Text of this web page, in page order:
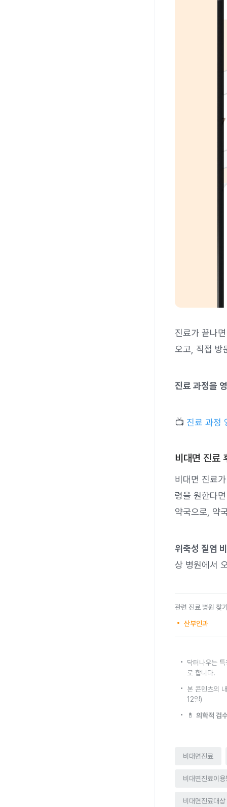
진료가 끝나
오고, 직접 방
진료 과정을
📺 진료 과정
비대면 진료
비대면 진료
령을 원한다
약국으로, 약
위축성 질염
상 병원에서
관련 진료 병원 찾
산부인과
닥터나우는
로 합니다.
본 콘텐츠의
12일)
💊 의학적 검
비대면진료
비대면진료이
비대면진료대상